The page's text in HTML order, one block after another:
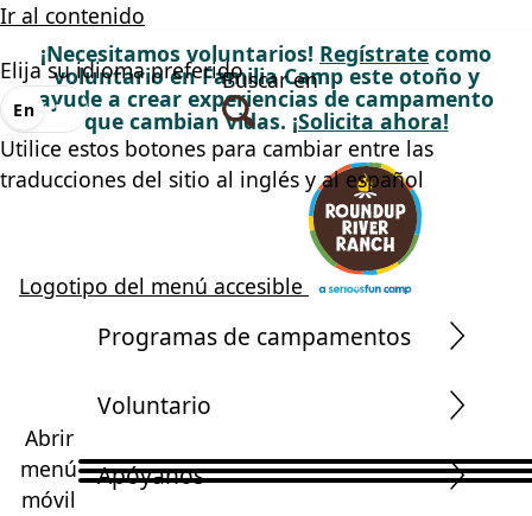
Ir al contenido
¡Necesitamos voluntarios! Regístrate como
voluntario en Familia Camp este otoño y
ayude a crear experiencias de campamento
que cambian vidas. ¡Solicita ahora!
Logotipo del menú accesible
Buscar en
Elija su idioma preferido
En Es
Utilice estos botones para cambiar entre las
traducciones del sitio al inglés y al español
Abrir
menú
móvil
Programas de campamentos
Voluntario
Apóyanos